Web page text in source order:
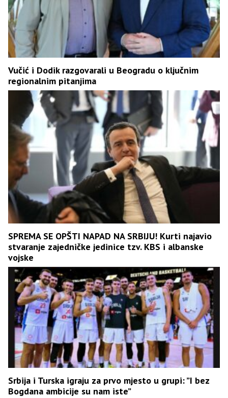
Vučić i Dodik razgovarali u Beogradu o ključnim
regionalnim pitanjima
SPREMA SE OPŠTI NAPAD NA SRBIJU! Kurti najavio
stvaranje zajedničke jedinice tzv. KBS i albanske
vojske
Srbija i Turska igraju za prvo mjesto u grupi: ”I bez
Bogdana ambicije su nam iste”